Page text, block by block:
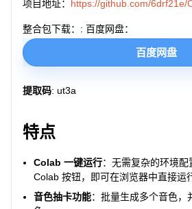
项目地址： https://github.com/6drf21e/
整合包下载：: 百度网盘：
百度网盘
提取码: ut3a
特点
Colab 一键运行：无需复杂的环境
Colab 按钮，即可在浏览器中直接运
音色抽卡功能：批量生成多个音色，